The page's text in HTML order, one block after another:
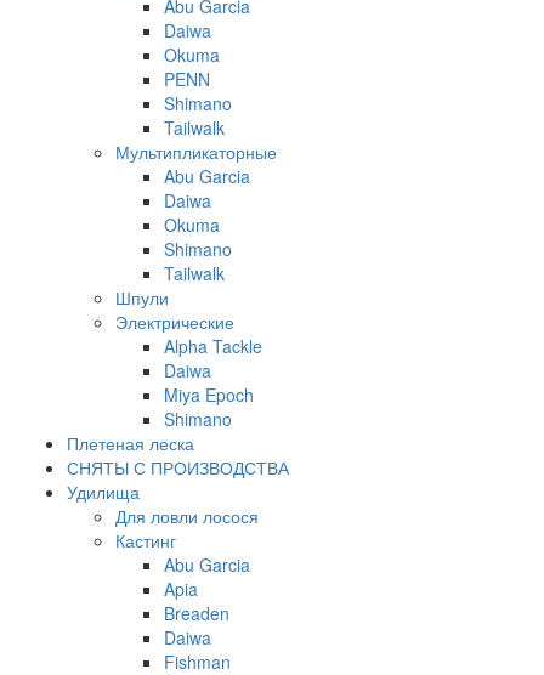
Abu Garcia
Daiwa
Okuma
PENN
Shimano
Tailwalk
Мультипликаторные
Abu Garcia
Daiwa
Okuma
Shimano
Tailwalk
Шпули
Электрические
Alpha Tackle
Daiwa
Miya Epoch
Shimano
Плетеная леска
СНЯТЫ С ПРОИЗВОДСТВА
Удилища
Для ловли лосося
Кастинг
Abu Garcia
Apia
Breaden
Daiwa
Fishman